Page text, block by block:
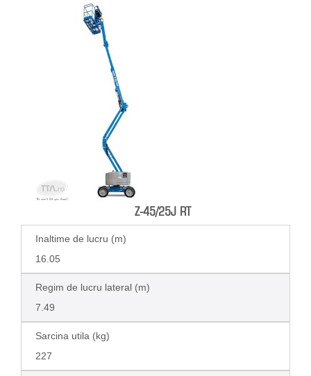
Z-45/25J RT
Inaltime de lucru (m)
16.05
Regim de lucru lateral (m)
7.49
Sarcina utila (kg)
227